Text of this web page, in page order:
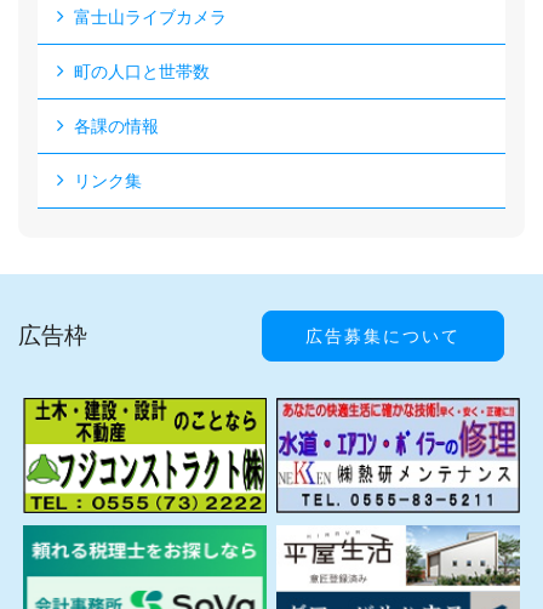
富士山ライブカメラ
町の人口と世帯数
各課の情報
リンク集
広告枠 広告募集について